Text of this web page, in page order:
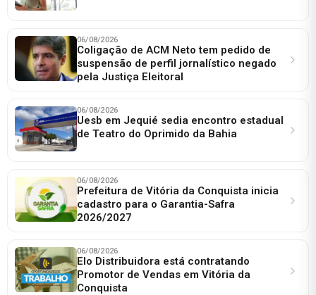
06/08/2026
Coligação de ACM Neto tem pedido de
suspensão de perfil jornalístico negado
pela Justiça Eleitoral
06/08/2026
Uesb em Jequié sedia encontro estadual
de Teatro do Oprimido da Bahia
06/08/2026
Prefeitura de Vitória da Conquista inicia
cadastro para o Garantia-Safra
2026/2027
06/08/2026
Elo Distribuidora está contratando
Promotor de Vendas em Vitória da
Conquista